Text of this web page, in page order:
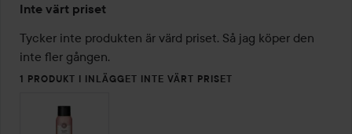
3
av
5
Inte värt priset
Tycker inte produkten är värd priset. Så jag köper den
inte fler gången.
1 PRODUKT I INLÄGGET INTE VÄRT PRISET